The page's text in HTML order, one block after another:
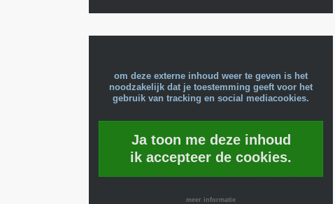
om deze externe inhoud weer te geven is het
noodzakelijk dat je toestemming geeft voor het
gebruik van tracking en social mediacookies.
Ja toon me deze inhoud
ik accepteer de cookies.
meer informatie